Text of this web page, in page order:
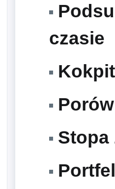
czasie
Kokpit
Stopa